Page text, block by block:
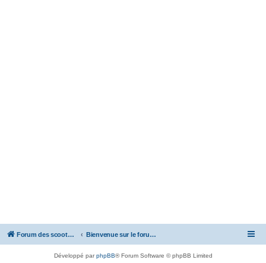
Forum des scooters SYM - GTS -MAXSYM - CRUISYM - JOYMAX - Maxsym TL Bienvenue sur le forum des scooters de la gamme SYM
Développé parphpBB® Forum Software © phpBB Limited